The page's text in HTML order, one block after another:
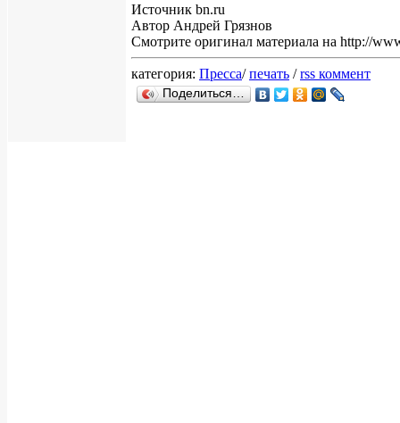
Источник bn.ru
Автор Андрей Грязнов
Смотрите оригинал материала на http://
категория: Пресса/печать /rss коммент
Поделиться…